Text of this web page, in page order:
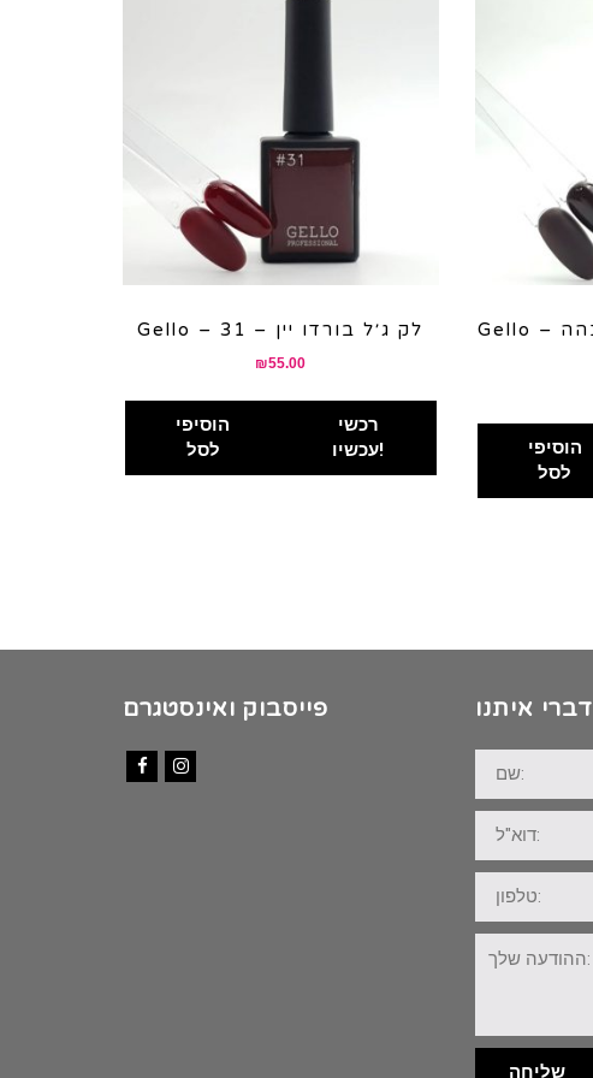
Gello – לק ג׳ל בורדו יין – 31
₪55.00
הוסיפי
לסל
רכשי
עכשיו!
Gello – לק ג׳ל בורדו סופר כהה
הוסיפי
לסל
פייסבוק ואינסטגרם דברי איתנו
שלך:
שליחה